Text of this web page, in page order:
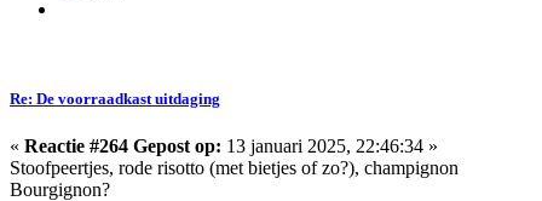
Re: De voorraadkast uitdaging
« Reactie #264 Gepost op: 13 januari 2025, 22:46:34 »
Stoofpeertjes, rode risotto (met bietjes of zo?), champignon
Bourgignon?